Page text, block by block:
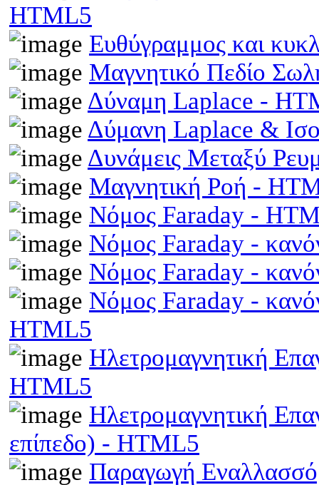
HTML5
Ευθύγραμμος και
Μαγνητικό Πεδίο
Δύναμη Laplace -
Δύμανη Laplace &
Δυνάμεις Μεταξύ
Μαγνητική Ροή -
Νόμος Faraday -
Νόμος Faraday -
Νόμος Faraday -
Νόμος Faraday -
HTML5
Ηλετρομαγνητική
HTML5
Ηλετρομαγνητική
επίπεδο) - HTML5
Παραγωγή